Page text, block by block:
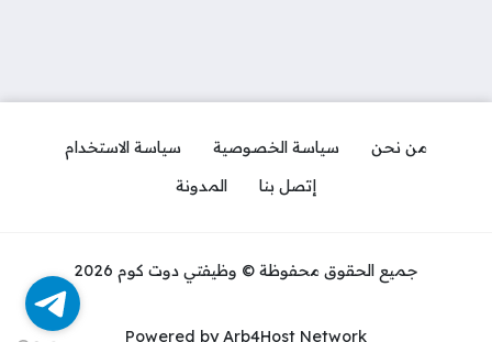
من نحن سياسة الخصوصية
سياسة الاستخدام
إتصل بنا
المدونة
جميع الحقوق محفوظة © وظيفتي دوت كوم 2026
Powered by Arb4Host Network